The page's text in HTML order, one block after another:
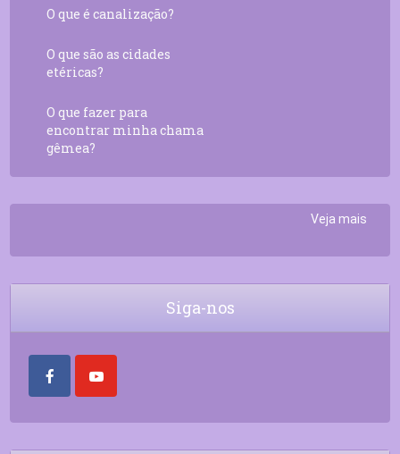
O que é canalização?
O que são as cidades
etéricas?
O que fazer para
encontrar minha chama
gêmea?
Veja mais
Siga-nos